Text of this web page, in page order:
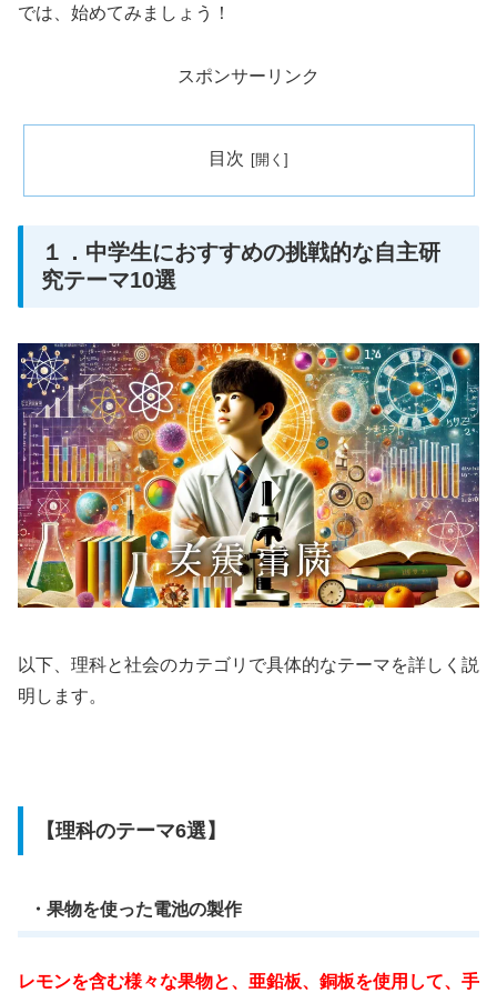
では、始めてみましょう！
スポンサーリンク
目次
１．中学生におすすめの挑戦的な自主研
究テーマ10選
以下、理科と社会のカテゴリで具体的なテーマを詳しく説
明します。
【理科のテーマ6選】
・果物を使った電池の製作
レモンを含む様々な果物と、亜鉛板、銅板を使用して、手